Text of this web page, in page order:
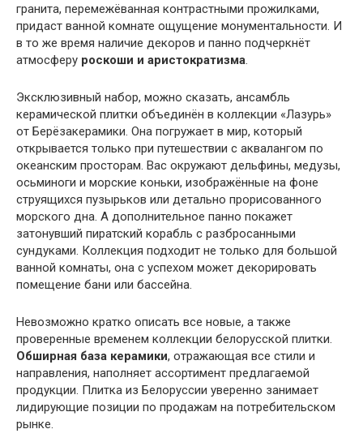
гранита, перемежёванная контрастными прожилками,
придаст ванной комнате ощущение монументальности. И
в то же время наличие декоров и панно подчеркнёт
атмосферу роскоши и аристократизма.
Эксклюзивный набор, можно сказать, ансамбль
керамической плитки объединён в коллекции «Лазурь»
от Берёзакерамики. Она погружает в мир, который
открывается только при путешествии с аквалангом по
океанским просторам. Вас окружают дельфины, медузы,
осьминоги и морские коньки, изображённые на фоне
струящихся пузырьков или детально прорисованного
морского дна. А дополнительное панно покажет
затонувший пиратский корабль с разбросанными
сундуками. Коллекция подходит не только для большой
ванной комнаты, она с успехом может декорировать
помещение бани или бассейна.
Невозможно кратко описать все новые, а также
проверенные временем коллекции белорусской плитки.
Обширная база керамики, отражающая все стили и
направления, наполняет ассортимент предлагаемой
продукции. Плитка из Белоруссии уверенно занимает
лидирующие позиции по продажам на потребительском
рынке.